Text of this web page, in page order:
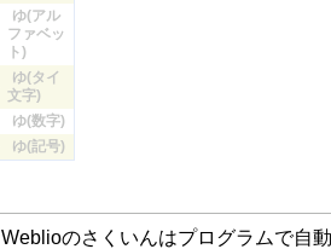
ゆ(アル
ファベッ
ト)
ゆ(タイ
文字)
ゆ(数字)
ゆ(記号)
Weblioのさくいんはプログラムで自